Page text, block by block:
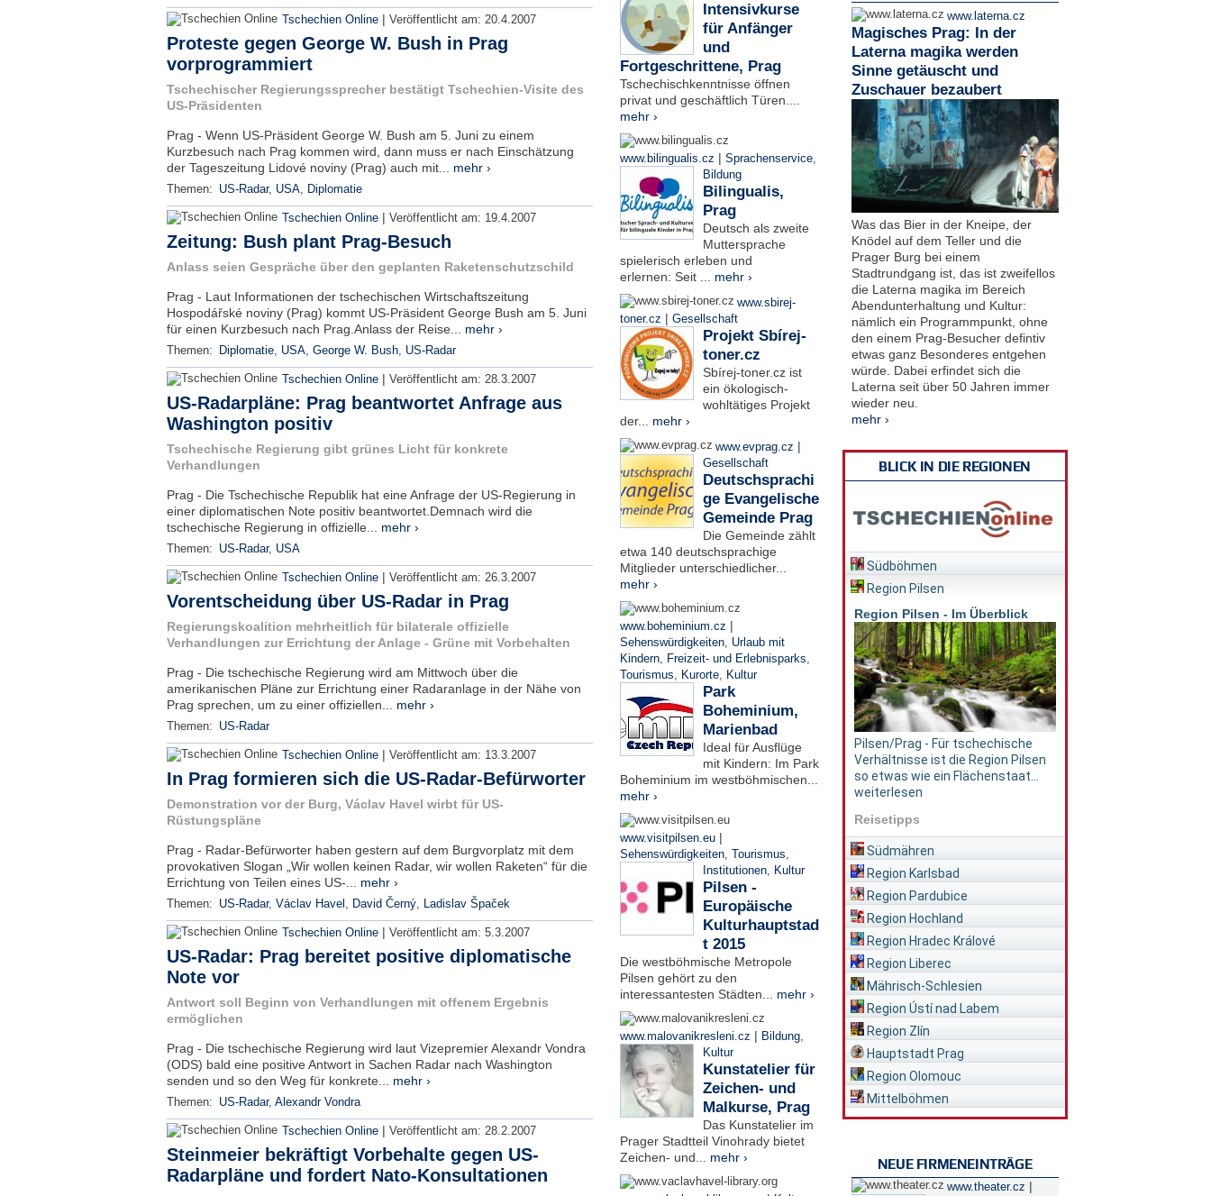
Tschechien Online | Veröffentlicht am: 20.4.2007
Proteste gegen George W. Bush in Prag
vorprogrammiert
Tschechischer Regierungssprecher bestätigt Tschechien-Visite des
US-Präsidenten
Prag - Wenn US-Präsident George W. Bush am 5. Juni zu einem
Kurzbesuch nach Prag kommen wird, dann muss er nach Einschätzung
der Tageszeitung Lidové noviny (Prag) auch mit... mehr ›
Themen: US-Radar, USA, Diplomatie
Tschechien Online | Veröffentlicht am: 19.4.2007
Zeitung: Bush plant Prag-Besuch
Anlass seien Gespräche über den geplanten Raketenschutzschild
Prag - Laut Informationen der tschechischen Wirtschaftszeitung
Hospodářské noviny (Prag) kommt US-Präsident George Bush am 5. Juni
für einen Kurzbesuch nach Prag.Anlass der Reise... mehr ›
Themen: Diplomatie, USA, George W. Bush, US-Radar
Tschechien Online | Veröffentlicht am: 28.3.2007
US-Radarpläne: Prag beantwortet Anfrage aus
Washington positiv
Tschechische Regierung gibt grünes Licht für konkrete
Verhandlungen
Prag - Die Tschechische Republik hat eine Anfrage der US-Regierung in
einer diplomatischen Note positiv beantwortet.Demnach wird die
tschechische Regierung in offizielle... mehr ›
Themen: US-Radar, USA
Tschechien Online | Veröffentlicht am: 26.3.2007
Vorentscheidung über US-Radar in Prag
Regierungskoalition mehrheitlich für bilaterale offizielle
Verhandlungen zur Errichtung der Anlage - Grüne mit Vorbehalten
Prag - Die tschechische Regierung wird am Mittwoch über die
amerikanischen Pläne zur Errichtung einer Radaranlage in der Nähe von
Prag sprechen, um zu einer offiziellen... mehr ›
Themen: US-Radar
Tschechien Online | Veröffentlicht am: 13.3.2007
In Prag formieren sich die US-Radar-Befürworter
Demonstration vor der Burg, Václav Havel wirbt für US-
Rüstungspläne
Prag - Radar-Befürworter haben gestern auf dem Burgvorplatz mit dem
provokativen Slogan „Wir wollen keinen Radar, wir wollen Raketen“ für die
Errichtung von Teilen eines US-... mehr ›
Themen: US-Radar, Václav Havel , David Černý, Ladislav Špaček
Tschechien Online | Veröffentlicht am: 5.3.2007
US-Radar: Prag bereitet positive diplomatische
Note vor
Antwort soll Beginn von Verhandlungen mit offenem Ergebnis
ermöglichen
Prag - Die tschechische Regierung wird laut Vizepremier Alexandr Vondra
(ODS) bald eine positive Antwort in Sachen Radar nach Washington
senden und so den Weg für konkrete... mehr ›
Themen: US-Radar, Alexandr Vondra
Tschechien Online | Veröffentlicht am: 28.2.2007
Steinmeier bekräftigt Vorbehalte gegen US-
Radarpläne und fordert Nato-Konsultationen
Intensivkurse
für Anfänger
und
Fortgeschrittene, Prag
Tschechischkenntnisse öffnen
privat und geschäftlich Türen....
mehr ›
www.bilingualis.cz | Sprachenservice,
Bildung
Bilingualis,
Prag
Deutsch als zweite
Muttersprache
spielerisch erleben und
erlernen: Seit ... mehr ›
www.sbirej-
toner.cz | Gesellschaft
Projekt Sbírej-
toner.cz
Sbírej-toner.cz ist
ein ökologisch-
wohltätiges Projekt
der... mehr ›
www.evprag.cz |
Gesellschaft
Deutschsprachi
ge Evangelische
Gemeinde Prag
Die Gemeinde zählt
etwa 140 deutschsprachige
Mitglieder unterschiedlicher...
mehr ›
www.boheminium.cz |
Sehenswürdigkeiten, Urlaub mit
Kindern, Freizeit- und Erlebnisparks,
Tourismus, Kurorte, Kultur
Park
Boheminium,
Marienbad
Ideal für Ausflüge
mit Kindern: Im Park
Boheminium im westböhmischen...
mehr ›
www.visitpilsen.eu |
Sehenswürdigkeiten, Tourismus,
Institutionen, Kultur
Pilsen -
Europäische
Kulturhauptstad
t 2015
Die westböhmische Metropole
Pilsen gehört zu den
interessantesten Städten... mehr ›
www.malovanikresleni.cz | Bildung,
Kultur
Kunstatelier für
Zeichen- und
Malkurse, Prag
Das Kunstatelier im
Prager Stadtteil Vinohrady bietet
Zeichen- und... mehr ›
www.laterna.cz
Magisches Prag: In der
Laterna magika werden
Sinne getäuscht und
Zuschauer bezaubert
Was das Bier in der Kneipe, der
Knödel auf dem Teller und die
Prager Burg bei einem
Stadtrundgang ist, das ist zweifellos
die Laterna magika im Bereich
Abendunterhaltung und Kultur:
nämlich ein Programmpunkt, ohne
den einem Prag-Besucher defintiv
etwas ganz Besonderes entgehen
würde. Dabei erfindet sich die
Laterna seit über 50 Jahren immer
wieder neu.
mehr ›
BLICK IN DIE REGIONEN
Südböhmen
Region Pilsen
Region Pilsen - Im Überblick
Pilsen/Prag - Für tschechische
Verhältnisse ist die Region Pilsen
so etwas wie ein Flächenstaat...
weiterlesen
Reisetipps
Südmähren
Region Karlsbad
Region Pardubice
Region Hochland
Region Hradec Králové
Region Liberec
Mährisch-Schlesien
Region Ústí nad Labem
Region Zlín
Hauptstadt Prag
Region Olomouc
Mittelböhmen
NEUE FIRMENEINTRÄGE
www.theater.cz |